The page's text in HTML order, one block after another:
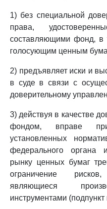
1) без специальной
права,
составляющими фонд, в
голосующим ценным
2) предъявляет иски и
в суде в связи с
доверительному
3) действуя в качестве
фондом, вправе
установленных
федерального органа
рынку ценных бумаг
ограничение
являющиеся
инструментами